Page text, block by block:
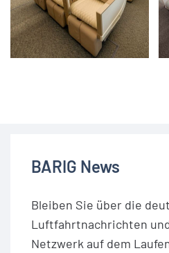
BARIG News
Bleiben Sie über die
Luftfahrtnachrichten
Netzwerk auf dem